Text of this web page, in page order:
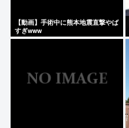
【動画】手術中に熊本地震直撃やば
すぎwww